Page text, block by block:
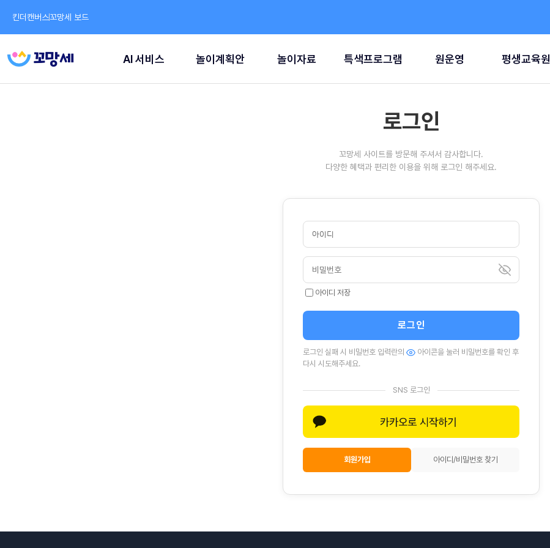
킨더캔버스꼬망세 보드
AI 서비스 놀이계획안 놀이자료 특색프로그램 원운영 평생교육원
로그인
꼬망세 사이트를 방문해 주셔서 감사합니다.
다양한 혜택과 편리한 이용을 위해 로그인 해주세요.
아이디 저장
로그인
로그인 실패 시 비밀번호 입력란의
아이콘을 눌러 비밀번호를 확인 후
다시 시도해주세요.
SNS 로그인
회원가입 아이디/비밀번호 찾기